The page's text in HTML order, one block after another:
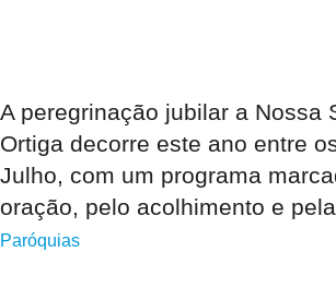
A peregrinação jubilar a Nossa
Ortiga decorre este ano entre
Julho, com um programa
oração, pelo acolhimento e
Paróquias